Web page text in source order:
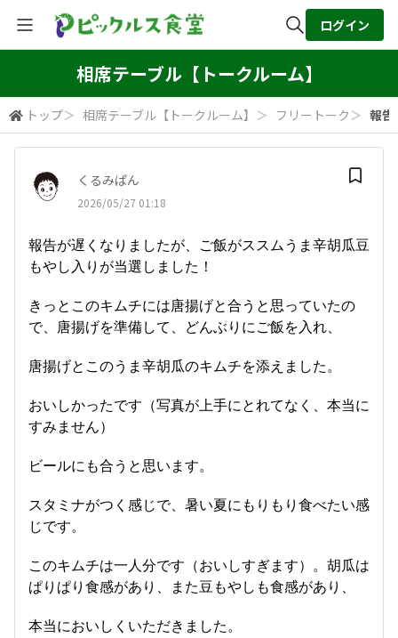
全体検索
検索
ログイン
相席テーブル【トークルーム】
トップ＞ 相席テーブル【トークルーム】 ＞ フリートーク ＞ 報告
くるみぱん
2026/05/27 01:18
報告が遅くなりましたが、ご飯がススムうま辛胡瓜豆
もやし入りが当選しました！
きっとこのキムチには唐揚げと合うと思っていたの
で、唐揚げを準備して、どんぶりにご飯を入れ、
唐揚げとこのうま辛胡瓜のキムチを添えました。
おいしかったです（写真が上手にとれてなく、本当に
すみません）
ビールにも合うと思います。
スタミナがつく感じで、暑い夏にもりもり食べたい感
じです。
このキムチは一人分です（おいしすぎます）。胡瓜は
ぱりぱり食感があり、また豆もやしも食感があり、
本当においしくいただきました。